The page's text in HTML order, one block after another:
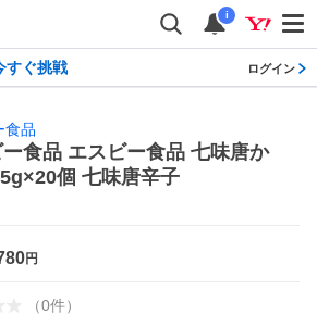
i
ぐ挑戦 ログイン
食品
食品 エスビー食品 七味唐か
個 七味唐辛子
円
（0件）